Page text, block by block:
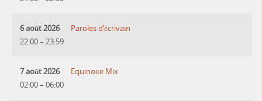
6 août 2026
22:00– 23:59
Paroles d’écrivain
7 août 2026
02:00– 06:00
Equinoxe Mix